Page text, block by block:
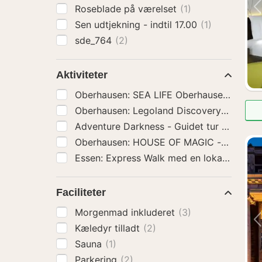
Roseblade på værelset (1)
Sen udtjekning - indtil 17.00 (1)
sde_764 (2)
Aktiviteter
Adventure Darkness - Guidet tur i mørket
Faciliteter
Morgenmad inkluderet (3)
Kæledyr tilladt (2)
Sauna (1)
Parkering (2)